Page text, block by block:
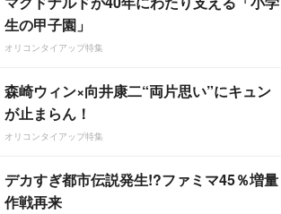
生の甲子園」
オリコンタイアップ特集
森崎ウィン×向井康二“両片思い”にキュン
が止まらん！
オリコンタイアップ特集
デカすぎ都市伝説発生!?ファミマ45％増量
作戦再来